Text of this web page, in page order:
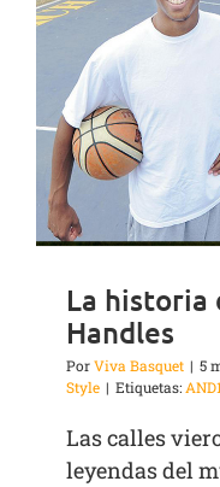
La historia
Handles
PorViva Basquet | 5
Style | Etiquetas:
Las calles
leyendas del